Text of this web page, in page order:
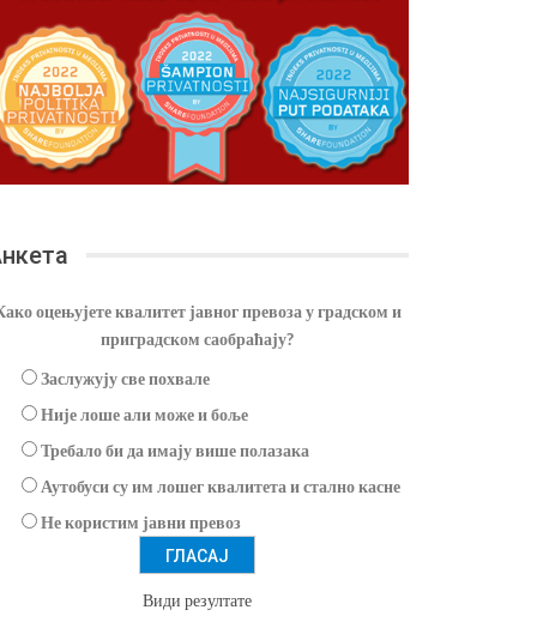
оцењујете квалитет јавног превоза у градском и
приградском саобраћају?
Заслужују све похвале
Није лоше али може и боље
Требало би да имају више полазака
Аутобуси су им лошег квалитета и стално касне
Не користим јавни превоз
Види резултате